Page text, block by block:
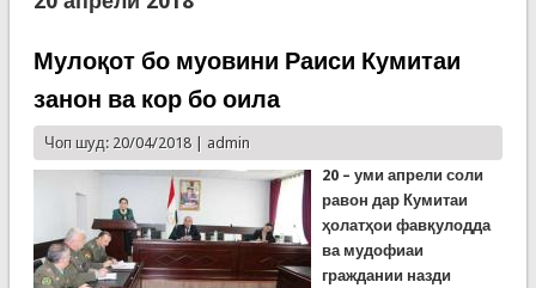
Мулоқот бо муовини Раиси Кумитаи
занон ва кор бо оила
Чоп шуд: 20/04/2018 | admin
20 – уми апрели соли
равон дар Кумитаи
ҳолатҳои фавқулодда
ва мудофиаи
граждании назди